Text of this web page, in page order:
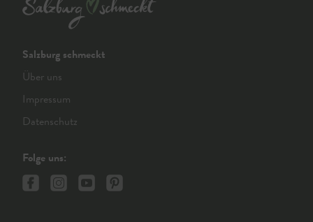
Salzburg schmeckt
Über uns
Impressum
Datenschutz
Folge uns: